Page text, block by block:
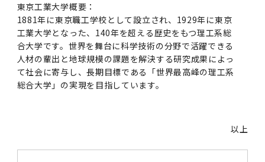
2015年度
2014年度
2013年度
情報システムポータル
お茶の水医学雑誌
東京工業大学概要：
1881年に東京職工学校として設立され、1929年に東京
工業大学となった、140年を超える歴史をもつ理工系総
合大学です。世界を舞台に科学技術の分野で活躍できる
人材の輩出と地球規模の課題を解決する研究成果によっ
て社会に寄与し、長期目標である「世界最高峰の理工系
総合大学」の実現を目指しています。
以上